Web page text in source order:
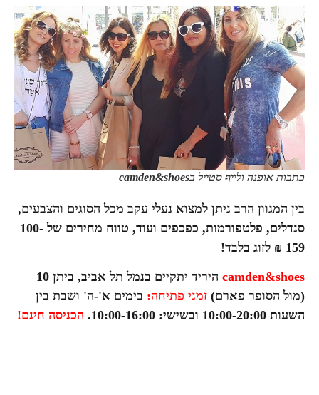
כתבות אופנה ולייף סטייל בcamden&shoes
בין המגוון הרב ניתן למצוא נעלי עקב מכל הסוגים והצבעים,
סנדלים, פלטפורמות, כפכפים ועוד, טווח מחירים של 100-
159 ₪ לזוג בלבד!
camden&shoes
היריד יתקיים בנמל תל אביב, ביתן 10
(מול הסופר פארם)זמני פתיחה:בימים א'-ה' ושבת בין
השעות 10:00-20:00 ובשישי: 10:00-16:00.
הכניסה חינם!